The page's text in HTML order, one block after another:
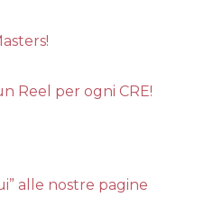
Reel per ogni CRE!
alle nostre pagine